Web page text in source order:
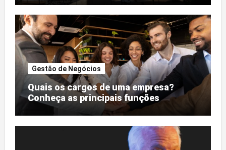
Gestão de Negócios
Quais os cargos de uma empresa?
Conheça as principais funções